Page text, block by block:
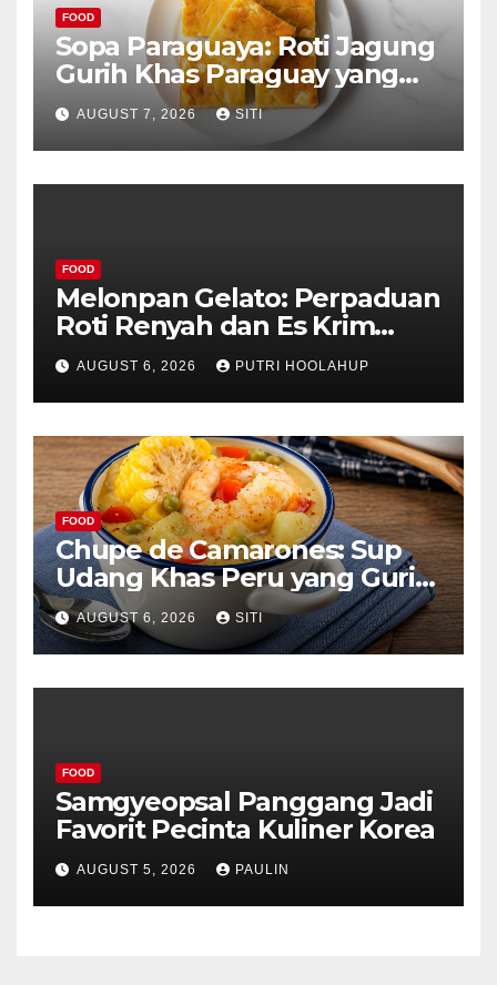
FOOD
Sopa Paraguaya: Roti Jagung
Gurih Khas Paraguay yang
Unik
AUGUST 7, 2026 SITI
FOOD
Melonpan Gelato: Perpaduan
Roti Renyah dan Es Krim
Lembut yang Menggoda
AUGUST 6, 2026 PUTRI HOOLAHUP
FOOD
Chupe de Camarones: Sup
Udang Khas Peru yang Gurih
Lezat
AUGUST 6, 2026 SITI
FOOD
Samgyeopsal Panggang Jadi
Favorit Pecinta Kuliner Korea
AUGUST 5, 2026 PAULIN